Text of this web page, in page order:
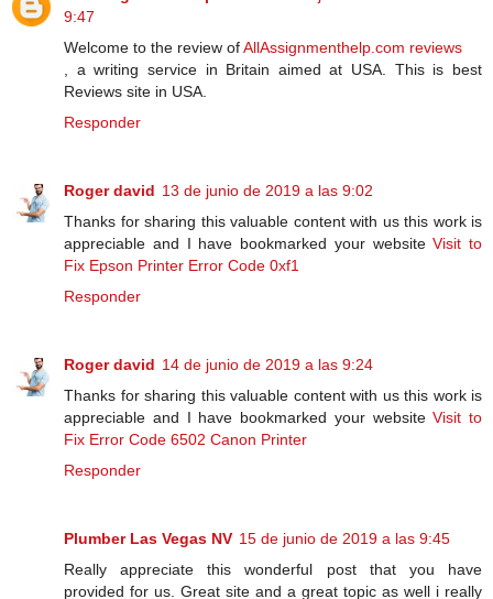
9:47
Welcome to the review ofAllAssignmenthelp.com reviews
, a writing service in Britain aimed at USA. This is best
Reviews site in USA.
Responder
Roger david 13 de junio de 2019 a las 9:02
Thanks for sharing this valuable content with us this work is
appreciable and I have bookmarked your websiteVisit to
Fix Epson Printer Error Code 0xf1
Responder
Roger david 14 de junio de 2019 a las 9:24
Thanks for sharing this valuable content with us this work is
appreciable and I have bookmarked your websiteVisit to
Fix Error Code 6502 Canon Printer
Responder
Plumber Las Vegas NV 15 de junio de 2019 a las 9:45
Really appreciate this wonderful post that you have
provided for us. Great site and a great topic as well i really